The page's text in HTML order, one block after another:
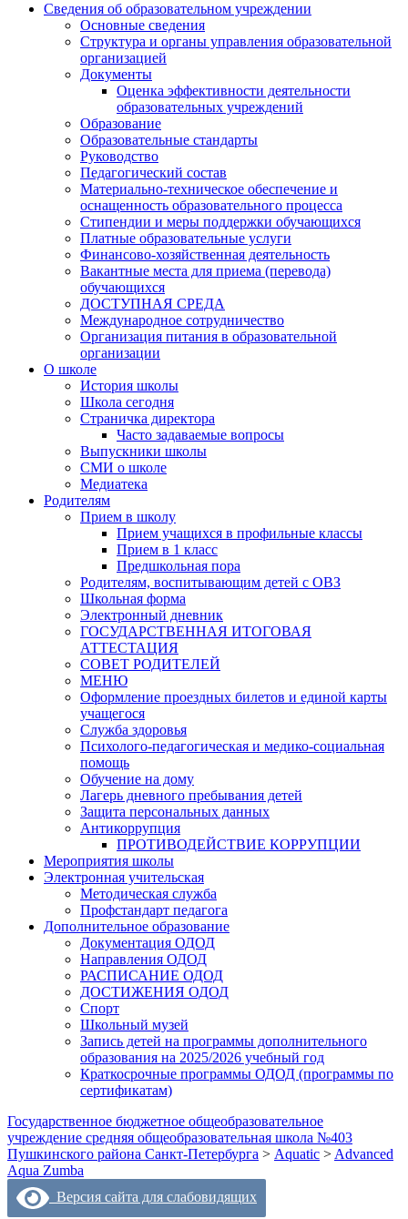
Сведения об образовательном учреждении
Основные сведения
Структура и органы управления образовательной
организацией
Документы
Оценка эффективности деятельности
образовательных учреждений
Образование
Образовательные стандарты
Руководство
Педагогический состав
Материально-техническое обеспечение и
оснащенность образовательного процесса
Стипендии и меры поддержки обучающихся
Платные образовательные услуги
Финансово-хозяйственная деятельность
Вакантные места для приема (перевода)
обучающихся
ДОСТУПНАЯ СРЕДА
Международное сотрудничество
Организация питания в образовательной
организации
О школе
История школы
Школа сегодня
Страничка директора
Часто задаваемые вопросы
Выпускники школы
СМИ о школе
Медиатека
Родителям
Прием в школу
Прием учащихся в профильные классы
Прием в 1 класс
Предшкольная пора
Родителям, воспитывающим детей с ОВЗ
Школьная форма
Электронный дневник
ГОСУДАРСТВЕННАЯ ИТОГОВАЯ
АТТЕСТАЦИЯ
СОВЕТ РОДИТЕЛЕЙ
МЕНЮ
Оформление проездных билетов и единой карты
учащегося
Служба здоровья
Психолого-педагогическая и медико-социальная
помощь
Обучение на дому
Лагерь дневного пребывания детей
Защита персональных данных
Антикоррупция
ПРОТИВОДЕЙСТВИЕ КОРРУПЦИИ
Мероприятия школы
Электронная учительская
Методическая служба
Профстандарт педагога
Дополнительное образование
Документация ОДОД
Направления ОДОД
РАСПИСАНИЕ ОДОД
ДОСТИЖЕНИЯ ОДОД
Спорт
Школьный музей
Запись детей на программы дополнительного
образования на 2025/2026 учебный год
Краткосрочные программы ОДОД (программы по
сертификатам)
Государственное бюджетное общеобразовательное
учреждение средняя общеобразовательная школа №403
Пушкинского района Санкт-Петербурга > Aquatic > Advanced
Aqua Zumba
Версия сайта для слабовидящих